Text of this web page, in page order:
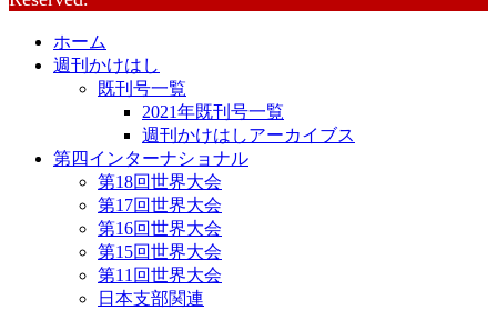
ホーム
週刊かけはし
既刊号一覧
2021年既刊号一覧
週刊かけはしアーカイブス
第四インターナショナル
第18回世界大会
第17回世界大会
第16回世界大会
第15回世界大会
第11回世界大会
日本支部関連